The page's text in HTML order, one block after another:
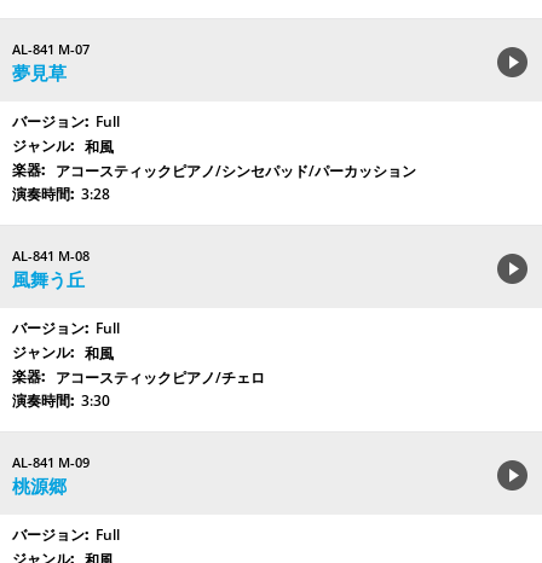
AL-841 M-07
夢見草
Full
和風
アコースティックピアノ/シンセパッド/パーカッション
3:28
AL-841 M-08
風舞う丘
Full
和風
アコースティックピアノ/チェロ
3:30
AL-841 M-09
桃源郷
Full